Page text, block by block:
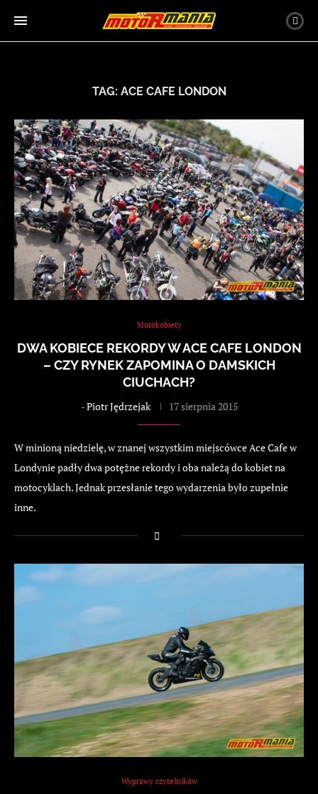
TAG: ACE CAFE LONDON
Motokobiety
DWA KOBIECE REKORDY W ACE CAFE LONDON
– CZY RYNEK ZAPOMINA O DAMSKICH
CIUCHACH?
-Piotr Jędrzejak 17 sierpnia 2015
W minioną niedzielę, w znanej wszystkim miejscówce Ace Cafe w
Londynie padły dwa potężne rekordy i oba należą do kobiet na
motocyklach. Jednak przesłanie tego wydarzenia było zupełnie
inne.
Wyprawy czytelników